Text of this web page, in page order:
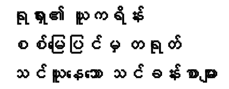
ရုရှား၏ ယူကရိန်း
စစ်မြေပြင်မှ တရုတ်
သင်ယူနေသော သင်ခန်းစာများ